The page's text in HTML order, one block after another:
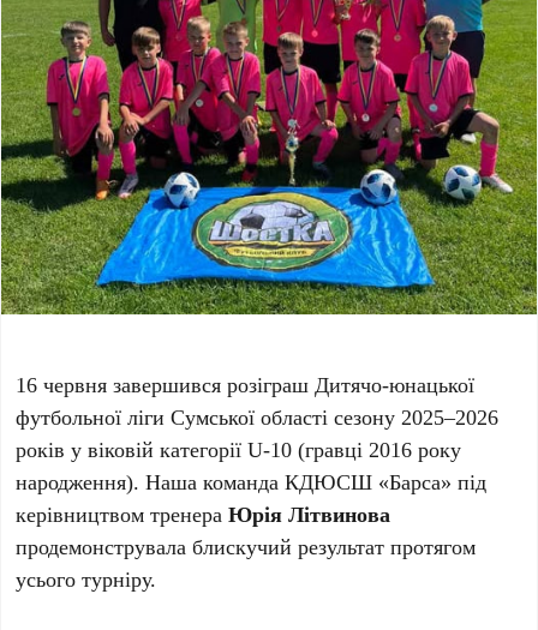
16 червня завершився розіграш Дитячо-юнацької
футбольної ліги Сумської області сезону 2025–2026
років у віковій категорії U-10 (гравці 2016 року
народження). Наша команда КДЮСШ «Барса» під
керівництвом тренераЮрія Літвинова
продемонструвала блискучий результат протягом
усього турніру.